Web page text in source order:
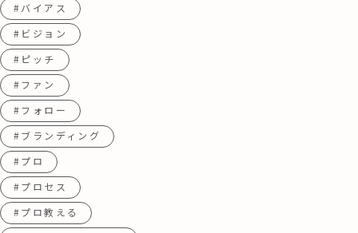
#バイアス
#ビジョン
#ピッチ
#ファン
#フォロー
#ブランディング
#プロ
#プロセス
#プロ教える